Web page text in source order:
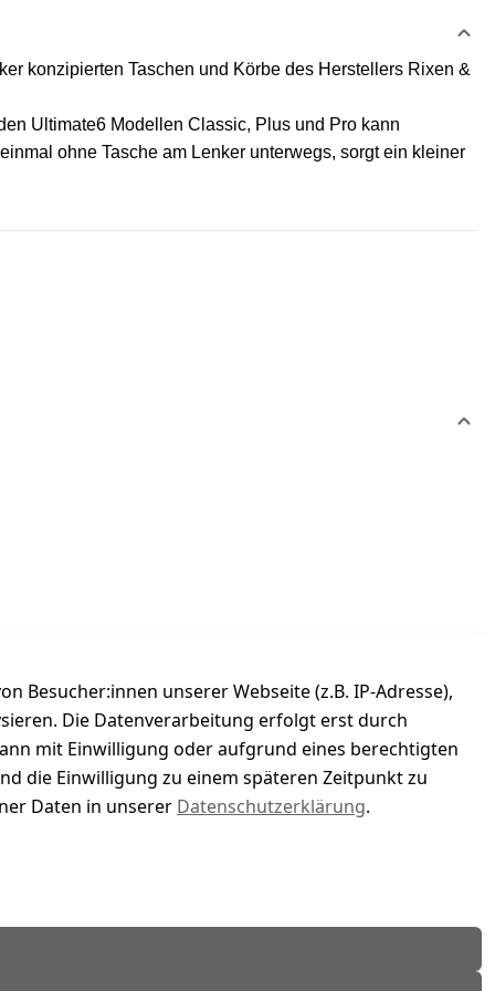
konzipierten Taschen und Körbe des Herstellers Rixen &
Ultimate6 Modellen Classic, Plus und Pro kann
ohne Tasche am Lenker unterwegs, sorgt ein kleiner
Besucher:innen unserer Webseite (z.B. IP-Adresse),
Die Datenverarbeitung erfolgt erst durch
mit Einwilligung oder aufgrund eines berechtigten
die Einwilligung zu einem späteren Zeitpunkt zu
Daten in unserer Datenschutzerklärung.